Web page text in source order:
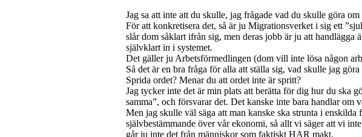
Jag sa att inte att du skulle, jag frågade vad du skulle göra
För att konkretisera det, så är ju Migrationsverket i sig ett
slår dom såklart ifrån sig, men deras jobb är ju att
självklart in i systemet.
Det gäller ju Arbetsförmedlingen (dom vill inte lösa någon
Så det är en bra fråga för alla att ställa sig, vad skulle jag
Sprida ordet? Menar du att ordet inte är spritt?
Jag tycker inte det är min plats att berätta för dig hur du ska
samma”, och försvarar det. Det kanske inte bara handlar
Men jag skulle väl säga att man kanske ska strunta i
självbestämmande över vår ekonomi, så allt vi säger att vi
går ju inte det från människor som faktiskt HAR makt.